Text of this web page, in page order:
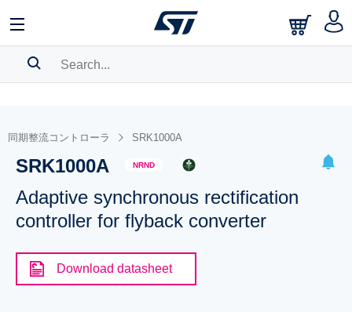
BOOKMARK
Pleaselog into show your saved searches.
同期整流コントローラ SRK1000A
SRK1000A NRND
Adaptive synchronous rectification
controller for flyback converter
Download datasheet